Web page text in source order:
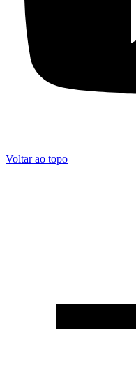
Voltar ao topo